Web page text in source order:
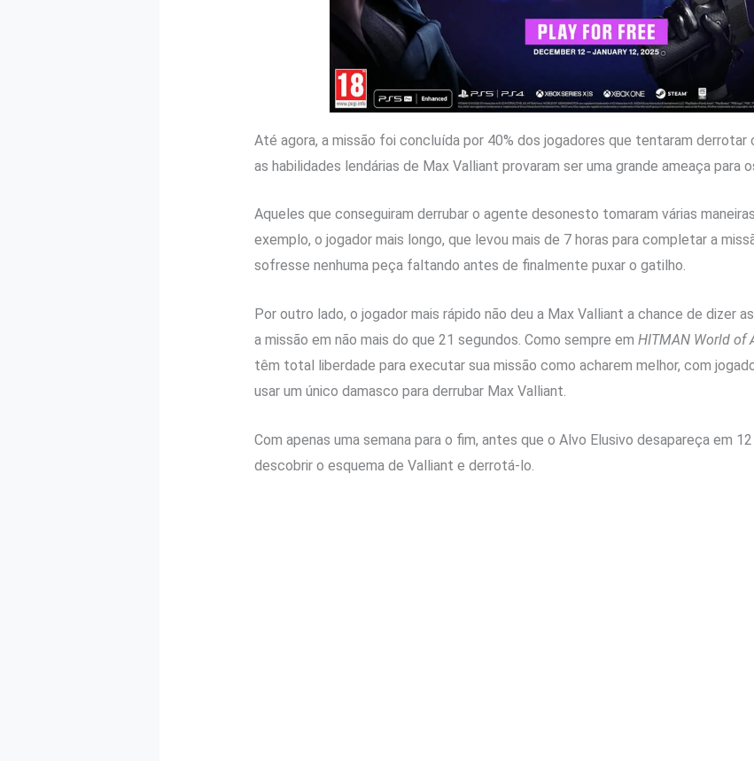
Até agora, a missão foi concluída por 40% dos jogadores que tentaram derrotar
as habilidades lendárias de Max Valliant provaram ser uma grande ameaça para
Aqueles que conseguiram derrubar o agente desonesto tomaram várias
exemplo, o jogador mais longo, que levou mais de 7 horas para completar a
sofresse nenhuma peça faltando antes de finalmente puxar o gatilho.
Por outro lado, o jogador mais rápido não deu a Max Valliant a chance de dizer
a missão em não mais do que 21 segundos. Como sempre em HITMAN World of
têm total liberdade para executar sua missão como acharem melhor, com
usar um único damasco para derrubar Max Valliant.
Com apenas uma semana para o fim, antes que o Alvo Elusivo desapareça em
descobrir o esquema de Valliant e derrotá-lo.